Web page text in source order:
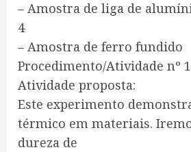
– Amostra de liga de
4
– Amostra de ferro fundido
Procedimento/Atividade nº
Atividade proposta:
Este experimento
térmico em materiais.
dureza de